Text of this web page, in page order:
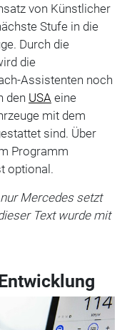
von Künstlicher
Stufe in die
Durch die
die
Assistenten noch
den USA eine
mit dem
sind. Über
Programm
optional.
Mercedes setzt
Text wurde mit